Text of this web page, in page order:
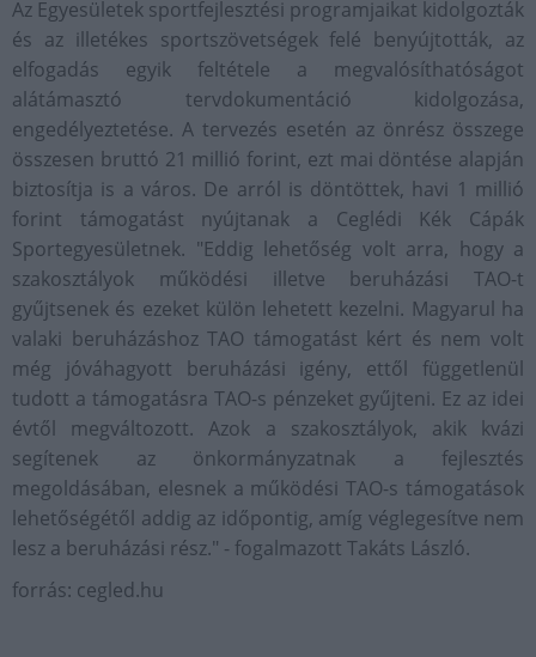
Az Egyesületek sportfejlesztési programjaikat kidolgozták
és az illetékes sportszövetségek felé benyújtották, az
elfogadás egyik feltétele a megvalósíthatóságot
alátámasztó tervdokumentáció kidolgozása,
engedélyeztetése. A tervezés esetén az önrész összege
összesen bruttó 21 millió forint, ezt mai döntése alapján
biztosítja is a város. De arról is döntöttek, havi 1 millió
forint támogatást nyújtanak a Ceglédi Kék Cápák
Sportegyesületnek. "Eddig lehetőség volt arra, hogy a
szakosztályok működési illetve beruházási TAO-t
gyűjtsenek és ezeket külön lehetett kezelni. Magyarul ha
valaki beruházáshoz TAO támogatást kért és nem volt
még jóváhagyott beruházási igény, ettől függetlenül
tudott a támogatásra TAO-s pénzeket gyűjteni. Ez az idei
évtől megváltozott. Azok a szakosztályok, akik kvázi
segítenek az önkormányzatnak a fejlesztés
megoldásában, elesnek a működési TAO-s támogatások
lehetőségétől addig az időpontig, amíg véglegesítve nem
lesz a beruházási rész." - fogalmazott Takáts László.
forrás: cegled.hu